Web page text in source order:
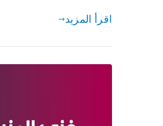
اقرأ المزيد